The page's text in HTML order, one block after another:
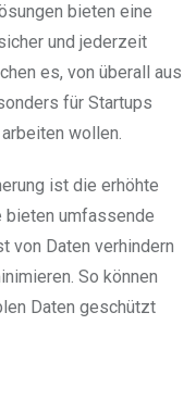
bieten eine
und jederzeit
es, von überall aus
für Startups
wollen.
ist die erhöhte
bieten umfassende
von Daten verhindern
So können
Daten geschützt